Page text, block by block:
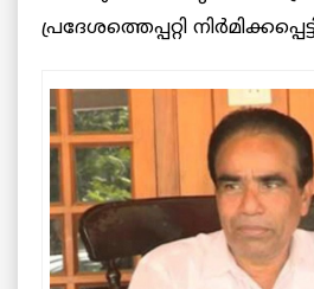
പ്രദേശത്തെപ്പറ്റി